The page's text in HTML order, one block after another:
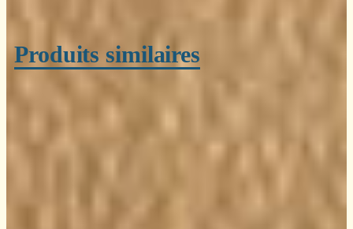
Produits similaires